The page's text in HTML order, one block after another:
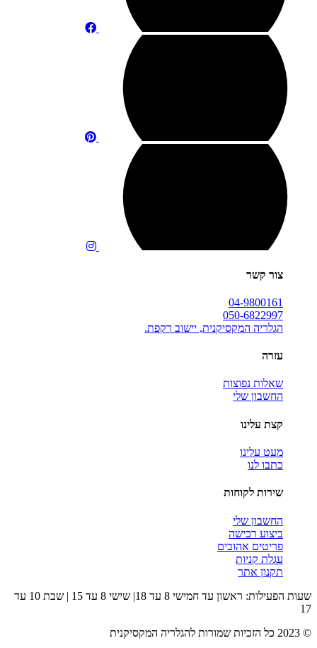
צור קשר
04-9800161
050-6822997
הגלריה המקסיקנית, יישוב רקפת.
עזרה
שאלות נפוצות
החשבון שלי
קצת עלינו
מעט עלינו
כתבו לנו
שירות לקוחות
החשבון שלי
ביצוע רכישה
פריטים אהובים
עגלת קניות
תקנון אתר
שעות הפעילות: ראשון עד חמישי 8 עד 18| שישי 8 עד 15 | שבת 10 עד
17
© 2023 כל הזכיות שמורות להגלריה המקסיקנית